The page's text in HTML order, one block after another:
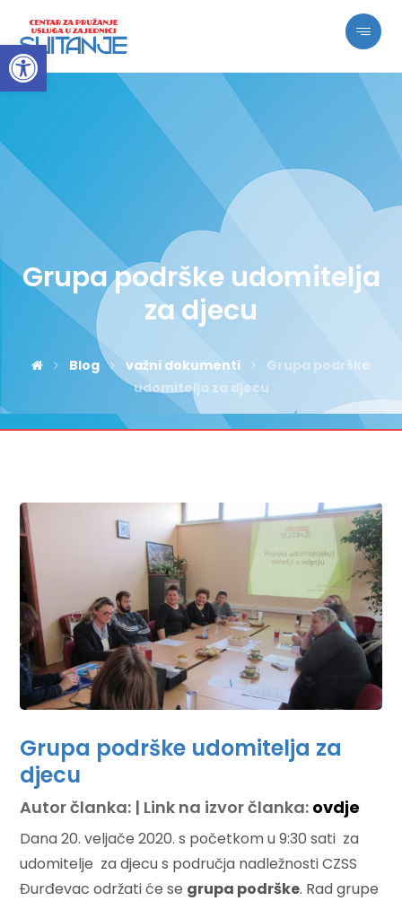
Open toolbar
Grupa podrške udomitelja
za djecu
Blog važni dokumenti
Grupa podrške
udomitelja za djecu
Grupa podrške udomitelja za
djecu
Autor članka: | Link na izvor članka: ovdje
Dana 20. veljače 2020. s početkom u 9:30 sati za
udomitelje za djecu s područja nadležnosti CZSS
Đurđevac održati će se grupa podrške. Rad grupe